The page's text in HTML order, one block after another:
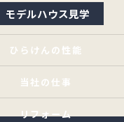
モデルハウス見学
ひらけんの性能
当社の仕事
リフォーム